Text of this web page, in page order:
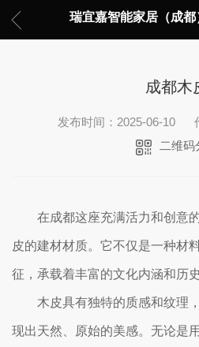
瑞宜嘉智能家居（成都
成都木
发布时间：2025-06-10
二维码
在成都这座充满活力和创意
皮的建材材质。它不仅是一种材
征，承载着丰富的文化内涵和历史
木皮具有独特的质感和纹理
现出天然、原始的美感。无论是